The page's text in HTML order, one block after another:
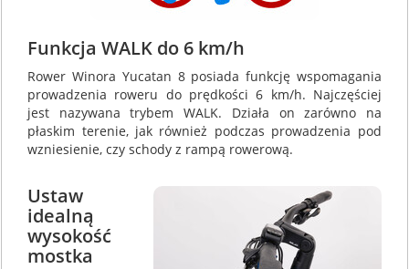
Funkcja WALK do 6 km/h
Rower Winora Yucatan 8 posiada funkcję wspomagania
prowadzenia roweru do prędkości 6 km/h. Najczęściej
jest nazywana trybem WALK. Działa on zarówno na
płaskim terenie, jak również podczas prowadzenia pod
wzniesienie, czy schody z rampą rowerową.
Ustaw
idealną
wysokość
mostka